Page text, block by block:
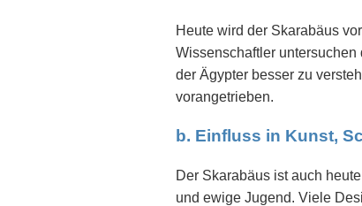
Heute wird der Skarabäus
Wissenschaftler
der Ägypter besser zu
vorangetrieben.
b. Einfluss in Kunst,
Der Skarabäus ist auch
und ewige Jugend. Viele